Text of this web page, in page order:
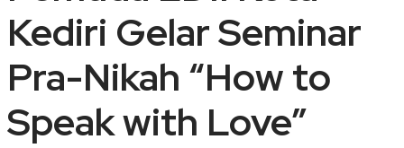
Kediri Gelar Seminar
Pra-Nikah “How to
Speak with Love”